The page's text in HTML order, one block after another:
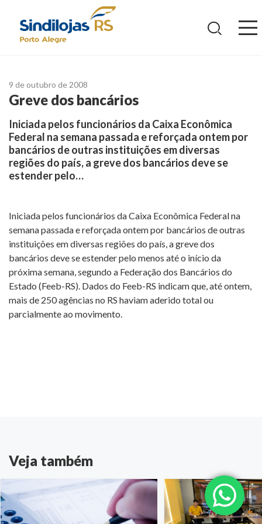
9 de outubro de 2008
Greve dos bancários
Iniciada pelos funcionários da Caixa Econômica
Federal na semana passada e reforçada ontem por
bancários de outras instituições em diversas
regiões do país, a greve dos bancários deve se
estender pelo…
Iniciada pelos funcionários da Caixa Econômica Federal na
semana passada e reforçada ontem por bancários de outras
instituições em diversas regiões do país, a greve dos
bancários deve se estender pelo menos até o início da
próxima semana, segundo a Federação dos Bancários do
Estado (Feeb-RS). Dados do Feeb-RS indicam que, até ontem,
mais de 250 agências no RS haviam aderido total ou
parcialmente ao movimento.
Veja também